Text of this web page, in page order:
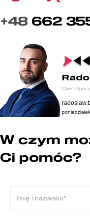
+48 662
Chief
W czym
Ci pomóc?